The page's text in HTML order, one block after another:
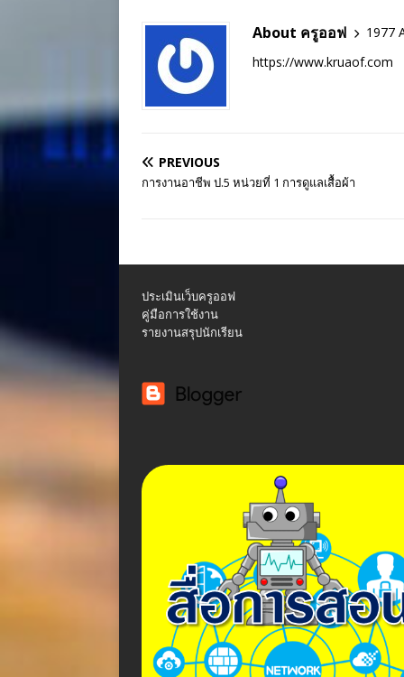
About ครูออฟ
1977
https://www.kruaof.com
PREVIOUS
การงานอาชีพ ป.5 หน่วยที่ 1 การดูแลเสื้อผ้า
ประเมินเว็บครูออฟ
คู่มือการใช้งาน
รายงานสรุปนักเรียน